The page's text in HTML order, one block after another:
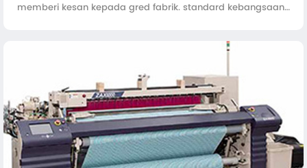
memberi kesan kepada gred fabrik. standard kebangsaan